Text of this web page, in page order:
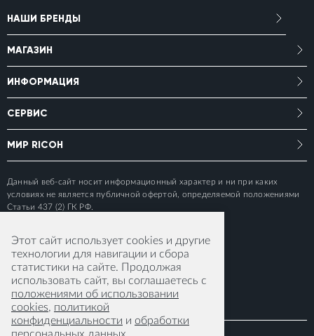
НАШИ БРЕНДЫ
МАГАЗИН
ИНФОРМАЦИЯ
СЕРВИС
МИР RICOH
Данный веб-сайт носит информационный характер и ни при каких
условиях не является публичной офертой, определяемой положениями
Статьи 437 (2) ГК РФ.
Этот сайт использует cookies и другие
технологии для навигации и сбора
статистики на сайте. Продолжая
использовать сайт, вы соглашаетесь с
положениями об использовании
cookies, политикой
конфиденциальности и обработки